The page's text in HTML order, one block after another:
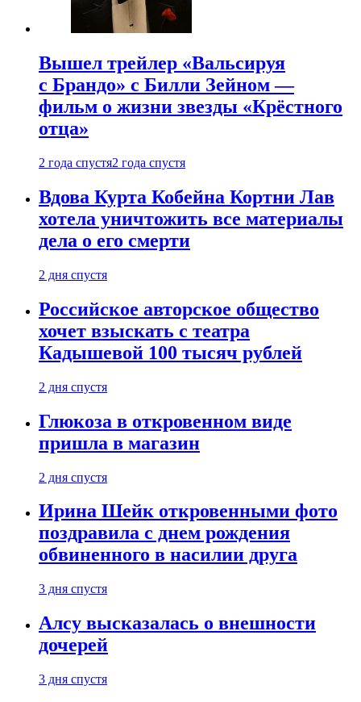
Вышел трейлер «Вальсируя
с Брандо» с Билли Зейном —
фильм о жизни звезды «Крёстного
отца»
2 года спустя2 года спустя
Вдова Курта Кобейна Кортни Лав
хотела уничтожить все материалы
дела о его смерти
2 дня спустя
Российское авторское общество
хочет взыскать с театра
Кадышевой 100 тысяч рублей
2 дня спустя
Глюкоза в откровенном виде
пришла в магазин
2 дня спустя
Ирина Шейк откровенными фото
поздравила с днем рождения
обвиненного в насилии друга
3 дня спустя
Алсу высказалась о внешности
дочерей
3 дня спустя